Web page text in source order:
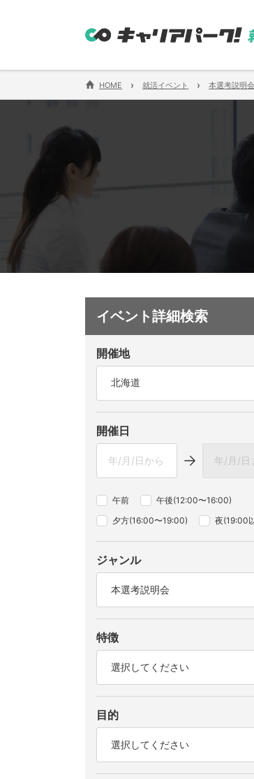
HOME › 就活イベント › 本選考説明会
イベント詳細検索
開催地
開催日
午前
午後(12:00〜16:00)
夕方(16:00〜19:00)
夜(19:00
ジャンル
特徴
目的